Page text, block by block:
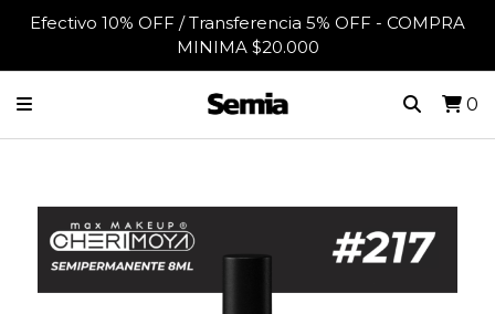
Efectivo 10% OFF / Transferencia 5% OFF - COMPRA
MINIMA $20.000
0